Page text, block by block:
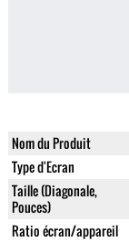
Nom du Produit
Type d'Ecran
Taille (Diagonale,
Pouces)
Ratio écran/appareil